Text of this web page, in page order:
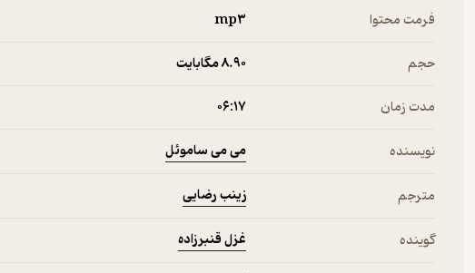
فرمت محتوا mp۳
حجم 8.۹۰ مگابایت
مدت زمان ۰۶:۱۷
نویسنده می می ساموئل
مترجم زینب رضایی
گوینده غزل قنبرزاده